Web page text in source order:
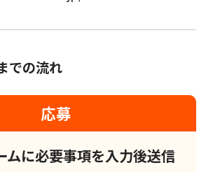
での流れ
応募
ムに必要事項を入力後送信